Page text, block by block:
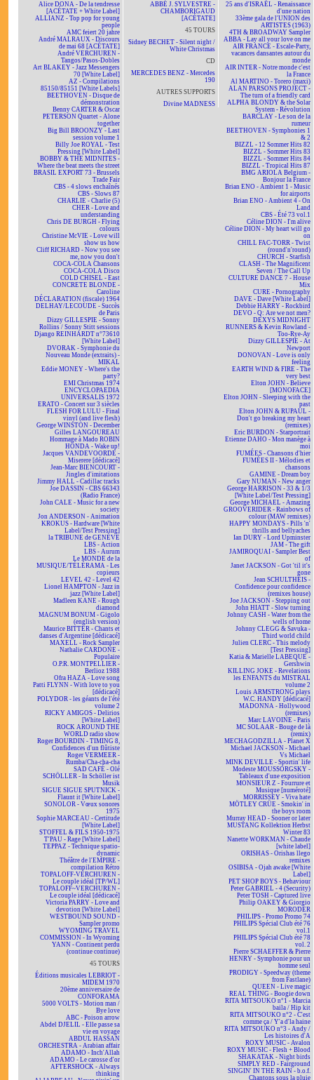
Alice DONA - De la tendresse
[ACÉTATE + White Label]
ALLIANZ - Top pop for young
people
AMC feiert 20 jahre
André MALRAUX - Discours
de mai 68 [ACÉTATE]
André VERCHUREN -
Tangos/Pasos-Dobles
Art BLAKEY - Jazz Messengers
70 [White Label]
AZ - Compilations
85150/85151 [White Labels]
BEETHOVEN - Disque de
démonstration
Benny CARTER & Oscar
PETERSON Quartet - Alone
together
Big Bill BROONZY - Last
session volume 1
Billy Joe ROYAL - Test
Pressing [White Label]
BOBBY & THE MIDNITES -
Where the beat meets the street
BRASIL EXPORT 73 - Brussels
Trade Fair
CBS - 4 slows enchaînés
CBS - Slows 87
CHARLIE - Charlie (5)
CHER - Love and
understanding
Chris DE BURGH - Flying
colours
Christine McVIE - Love will
show us how
Cliff RICHARD - Now you see
me, now you don't
COCA-COLA Chansons
COCA-COLA Disco
COLD CHISEL - East
CONCRETE BLONDE -
Caroline
DÉCLARATION (fiscale) 1964
DELHAY/LECOUDE - Succès
de Paris
Dizzy GILLESPIE - Sonny
Rollins / Sonny Stitt sessions
Django REINHARDT n°73610
[White Label]
DVORAK - Symphonie du
Nouveau Monde (extraits) -
MIKAL
Eddie MONEY - Where's the
party?
EMI Christmas 1974
ENCYCLOPAEDIA
UNIVERSALIS 1972
ERATO - Concert sur 3 siècles
FLESH FOR LULU - Final
vinyl (and live flesh)
George WINSTON - December
Gilles LANGOUREAU
Hommage à Mado ROBIN
HONDA - Wake up!
Jacques VANDEVOORDE -
Miserere [dédicacé]
Jean-Marc BIENCOURT -
Jingles d'imitations
Jimmy HALL - Cadillac tracks
Joe DASSIN - CBS 66343
(Radio France)
John CALE - Music for a new
society
Jon ANDERSON - Animation
KROKUS - Hardware [White
Label/Test Pressing]
la TRIBUNE de GENÈVE
LBS - Action
LBS - Aurum
Le MONDE de la
MUSIQUE/TÉLÉRAMA - Les
copieurs
LEVEL 42 - Level 42
Lionel HAMPTON - Jazz in
jazz [White Label]
Madleen KANE - Rough
diamond
MAGNUM BONUM - Gigolo
(english version)
Maurice BITTER - Chants et
danses d'Argentine [dédicacé]
MAXELL - Rock Sampler
Nathalie CARDONE -
Populaire
O.P.R. MONTPELLIER -
Berlioz 1988
Ofra HAZA - Love song
Patti FLYNN - With love to you
[dédicacé]
POLYDOR - les géants de l'été
volume 2
RICKY AMIGOS - Delirios
[White Label]
ROCK AROUND THE
WORLD radio show
Roger BOURDIN - TIMING 8,
Confidences d'un flûtiste
Roger VERMEER -
Rumba/Cha-cha-cha
SAD CAFÉ - Olé
SCHÖLLER - In Schöller ist
Musik
SIGUE SIGUE SPUTNICK -
Flaunt it [White Label]
SONOLOR - Vœux sonores
1975
Sophie MARCEAU - Certitude
[White Label]
STOFFEL & FILS 1950-1975
T'PAU - Rage [White Label]
TEPPAZ - Technique spatio-
dynamic
Théâtre de l'EMPIRE -
compilation Rétro
TOPALOFF-VERCHUREN -
Le couple idéal [TP/WL]
TOPALOFF~VERCHUREN -
Le couple idéal [dédicacé]
Victoria PARRY - Love and
devotion [White Label]
WESTBOUND SOUND -
Sampler promo
WYOMING TRAVEL
COMMISSION - In Wyoming
YANN - Continent perdu
(continue continue)
45 TOURS
Éditions musicales LEBRIOT -
MIDEM 1970
20ème anniversaire de
CONFORAMA
5000 VOLTS - Motion man /
Bye love
ABC - Poison arrow
Abdel DJELIL - Elle passe sa
vie en voyage
ABDUL HASSAN
ORCHESTRA - Arabian affair
ADAMO - Inch'Allah
ADAMO - Le carosse d'or
AFTERSHOCK - Always
thinking
ABBÉ J. SYLVESTRE -
CHAMBORIGAUD
[ACÉTATE]
45 TOURS
Sidney BECHET - Silent night /
White Christmas
CD
MERCEDES BENZ - Mercedes
190
AUTRES SUPPORTS
Divine MADNESS
25 ans d'ISRAËL - Renaissance
d'une nation
33ème gala de l'UNION des
ARTISTES (1963)
4TH & BROADWAY Sampler
ABBA - Lay all your love on me
AIR FRANCE - Escale-Party,
vacances dansantes autour du
monde
AIR INTER - Notre monde c'est
la France
Al MARTINO - Torero (maxi)
ALAN PARSONS PROJECT -
The turn of a friendly card
ALPHA BLONDY & the Solar
System - Révolution
BARCLAY - Le son de la
rumeur
BEETHOVEN - Symphonies 1
& 2
BIZZL - 12 Sommer Hits 82
BIZZL - Sommer Hits 83
BIZZL - Sommer Hits 84
BIZZL - Tropical Hits 87
BMG ARIOLA Belgium -
Bonjour la France
Brian ENO - Ambient 1 - Music
for airports
Brian ENO - Ambient 4 - On
Land
CBS - Été 73 vol.1
Céline DION - I'm alive
Céline DION - My heart will go
on
CHILL FAC-TORR - Twist
(round'n'round)
CHURCH - Starfish
CLASH - The Magnificent
Seven / The Call Up
CULTURE DANCE 7 - House
Mix
CURE - Pornography
DAVE - Dave [White Label]
Debbie HARRY - Rockbird
DEVO - Q: Are we not men?
DEXYS MIDNIGHT
RUNNERS & Kevin Rowland -
Too-Rye-Ay
Dizzy GILLESPIE - At
Newport
DONOVAN - Love is only
feeling
EARTH WIND & FIRE - The
very best
Elton JOHN - Believe
[MONOFACE]
Elton JOHN - Sleeping with the
past
Elton JOHN & RUPAUL -
Don't go breaking my heart
(remixes)
Eric BURDON - Starportrait
Etienne DAHO - Mon manège à
moi
FUMÉES - Chansons d'hier
FUMÉES II - Mélodies et
chansons
GAMINE - Dream boy
Gary NUMAN - New anger
George HARRISON - 33 & 1/3
[White Label/Test Pressing]
George MICHAEL - Amazing
GROOVERIDER - Rainbows of
colour (MAW remixes)
HAPPY MONDAYS - Pills 'n'
thrills and bellyaches
Ian DURY - Lord Upminster
JAM - The gift
JAMIROQUAI - Sampler Best
of
Janet JACKSON - Got 'til it's
gone
Jean SCHULTHEIS -
Confidence pour confidence
(remixes house)
Joe JACKSON - Stepping out
John HIATT - Slow turning
Johnny CASH - Water from the
wells of home
Johnny CLEGG & Savuka -
Third world child
Julien CLERC - This melody
[Test Pressing]
Katia & Marielle LABEQUE -
Gershwin
KILLING JOKE - Revelations
les ENFANTS du MISTRAL
volume 2
Louis ARMSTRONG plays
W.C. HANDY [dédicacé]
MADONNA - Hollywood
(remixes)
Marc LAVOINE - Paris
MC SOLAAR - Bouge de là
(remix)
MECHAGODZILLA - Planet X
Michael JACKSON - Michael
Vs Michael
MINK DEVILLE - Sportin' life
Modeste MOUSSORGSKY -
Tableaux d'une exposition
MONSIEUR Z - Fourrure et
Musique [numéroté]
MORRISSEY - Viva hate
MÖTLEY CRÜE - Smokin' in
the boys room
Murray HEAD - Sooner or later
MUSTANG Kollektion Herbst
Winter 83
Nanette WORKMAN - Chaude
[white label]
ORISHAS - Orishas llego
remixes
OSIBISA - Ojah awake [White
Label]
PET SHOP BOYS - Behaviour
Peter GABRIEL - 4 (Security)
Peter TOSH - Captured live
Philip OAKEY & Giorgio
MORODER
PHILIPS - Promo Promo 74
PHILIPS Spécial Club été 76
vol.1
PHILIPS Spécial Club été 78
vol. 2
Pierre SCHAEFFER & Pierre
HENRY - Symphonie pour un
homme seul
PRODIGY - Speedway (theme
from Fastlane)
QUEEN - Live magic
REAL THING - Boogie down
RITA MITSOUKO n°1 - Marcia
baila / Hip kit
RITA MITSOUKO n°2 - C'est
comme ça / Y'a d'la haine
RITA MITSOUKO n°3 - Andy /
Les histoires d'A
ROXY MUSIC - Avalon
ROXY MUSIC - Flesh + Blood
SHAKATAK - Night birds
SIMPLY RED - Fairground
SINGIN' IN THE RAIN - b.o.f.
Chantons sous la pluie